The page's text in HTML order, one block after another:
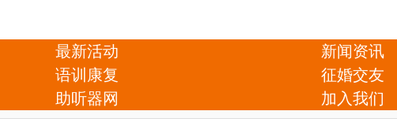
最新活动
新闻资讯
语训康复
征婚交友
助听器网 加入我们